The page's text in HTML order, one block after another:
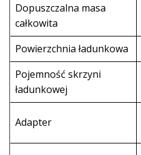
Dopuszczalna masa
całkowita
Powierzchnia ładunkowa
Pojemność skrzyni
ładunkowej
Adapter